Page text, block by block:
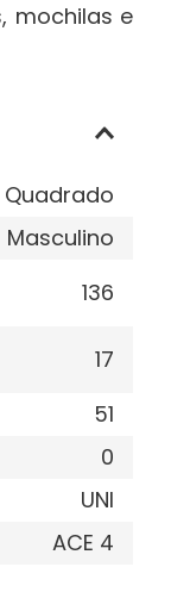
mochilas e
Quadrado
Masculino
136
17
51
0
UNI
ACE 4